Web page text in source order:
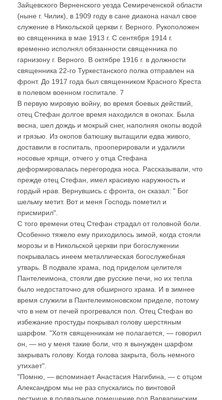
Зайцевского Верненского уезда Семиреченской области
(ныне г. Чилик), в 1909 году в сане диакона начал свое
служение в Никольской церкви г. Верного. Рукоположен
во священника в мае 1913 г. С сентября 1914 г.
временно исполнял обязанности священника по
гарнизону г. Верного. В октябре 1916 г. в должности
священника 22-го Туркестанского полка отправлен на
фронт. До 1917 года был священником Красного Креста
в полевом военном госпитале. 7
В первую мировую войну, во время боевых действий,
отец Стефан долгое время находился в окопах. Была
весна, шел дождь и мокрый снег, наполняя окопы водой
и грязью. Из окопов батюшку вытащили едва живого,
доставили в госпиталь, прооперировали и удалили
носовые хрящи, отчего у отца Стефана
деформировалась перегородка носа. Рассказывали, что
прежде отец Стефан, имел красивую наружность и
гордый нрав. Вернувшись с фронта, он сказал: " Бог
шельму метит. Вот и меня Господь пометил и
присмирил".
С того времени отец Стефан страдал от головной боли.
Особенно тяжело ему приходилось зимой, когда стояли
морозы и в Никольской церкви при богослужении
покрывалась инеем металлическая богослужебная
утварь. В подвале храма, под приделом целителя
Пантелеимона, стояли две русские печи, но их тепла
было недостаточно для обширного храма. И в зимнее
время служили в Пантелеимоновском приделе, потому
что в нем от печей прогревался пол. Отец Стефан во
избежание простуды покрывал голову шерстяным
шарфом. "Хотя священникам не полагается, — говорил
он, — но у меня такие боли, что я вынужден шарфом
закрывать голову. Когда голова закрыта, боль немного
утихает".
"Помню, — вспоминает Анастасия Нагибина, — с отцом
Александром мы не раз спускались по винтовой